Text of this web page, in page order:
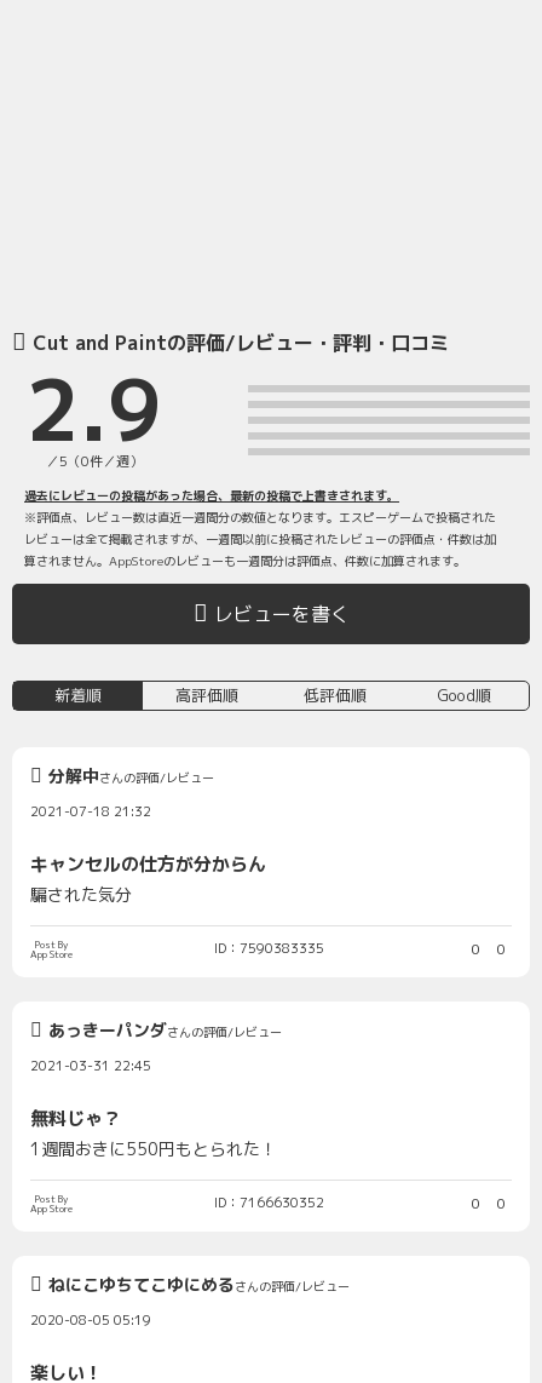
Cut and Paintの評価/レビュー・評判・口コミ
2.9
／5（0件／週）
過去にレビューの投稿があった場合、最新の投稿で上書きされます。
※評価点、レビュー数は直近一週間分の数値となります。エスピーゲームで投稿された
レビューは全て掲載されますが、一週間以前に投稿されたレビューの評価点・件数は加
算されません。AppStoreのレビューも一週間分は評価点、件数に加算されます。
レビューを書く
新着順 高評価順 低評価順 Good順
分解中さんの評価/レビュー
2021-07-18 21:32
キャンセルの仕方が分からん
騙された気分
Post By
App Store ID：7590383335 0 0
あっきーパンダさんの評価/レビュー
2021-03-31 22:45
無料じゃ？
1週間おきに550円もとられた！
Post By
App Store ID：7166630352 0 0
ねにこゆちてこゆにめるさんの評価/レビュー
2020-08-05 05:19
楽しい！